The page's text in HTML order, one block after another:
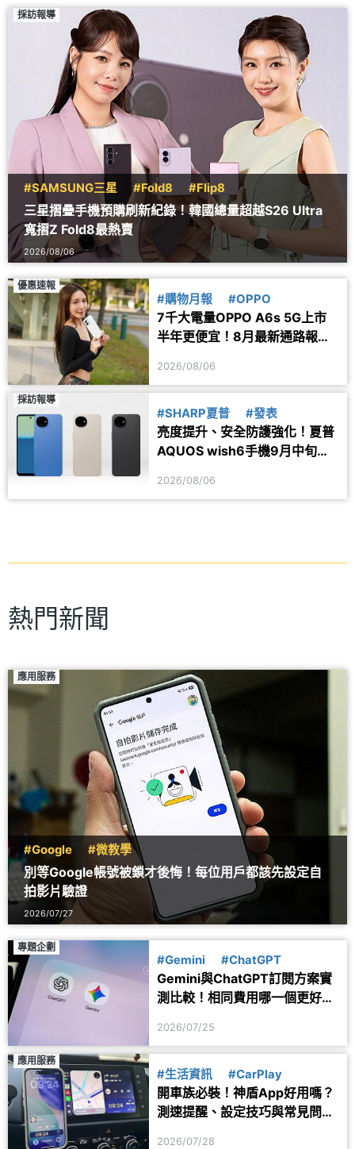
採訪報導
#SAMSUNG三星 #Fold8 #Flip8
三星摺疊手機預購刷新紀錄！韓國總量超越S26 Ultra
寬摺Z Fold8最熱賣
2026/08/06
優惠速報
#購物月報 #OPPO
7千大電量OPPO A6s 5G上市
半年更便宜！8月最新通路報價
2026/08/06
採訪報導
#SHARP夏普 #發表
亮度提升、安全防護強化！夏普
AQUOS wish6手機9月中旬台
2026/08/06
熱門新聞
應用服務
#Google #微教學
別等Google帳號被鎖才後悔！每位用戶都該先設定自
拍影片驗證
2026/07/27
專題企劃
#Gemini #ChatGPT
Gemini與ChatGPT訂閱方案實
測比較！相同費用哪一個更好
2026/07/25
應用服務
#生活資訊 #CarPlay
開車族必裝！神盾App好用嗎？
測速提醒、設定技巧與常見問題
2026/07/28